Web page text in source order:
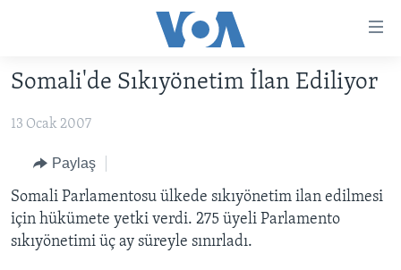
geç
navigasyona
geç
TÜRKİYE
AMERİKA
ORTADOĞU
AVRUPA
PROGRAMLAR
AMERİKA'DA YAŞAM
UKRAYNA KRİZİ
YAPAY ZEKA
YORUMLAR
AMERIKA'YA ÖZEL
Somali'de Sıkıyönetim İlan Ediliyor
13 Ocak 2007
Paylaş
Somali Parlamentosu ülkede sıkıyönetim ilan edilmesi
için hükümete yetki verdi. 275 üyeli Parlamento
sıkıyönetimi üç ay süreyle sınırladı.